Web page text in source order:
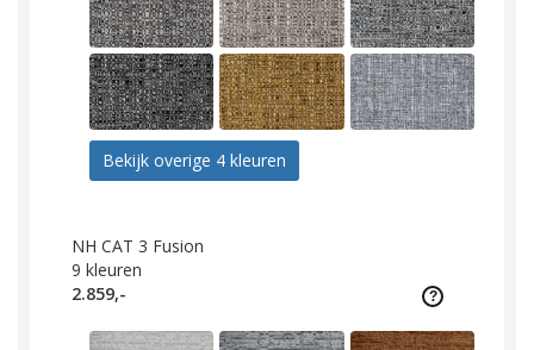
Bekijk overige 4 kleuren
NH CAT 3 Fusion
9 kleuren
2.859,-